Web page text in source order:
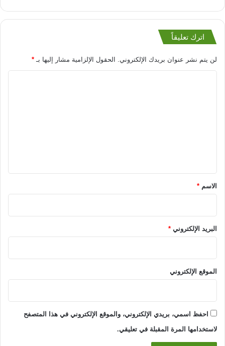
اترك تعليقاً
لن يتم نشر عنوان بريدك الإلكتروني. الحقول الإلزامية مشار إليها بـ *
*الاسم *
البريد الإلكتروني *
الموقع الإلكتروني
احفظ اسمي، بريدي الإلكتروني، والموقع الإلكتروني في هذا المتصفح
لاستخدامها المرة المقبلة في تعليقي.